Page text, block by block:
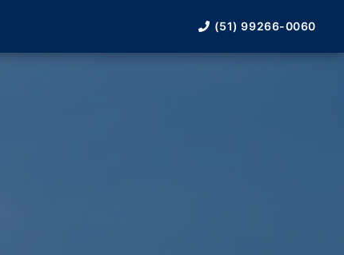
(51) 99266-0060